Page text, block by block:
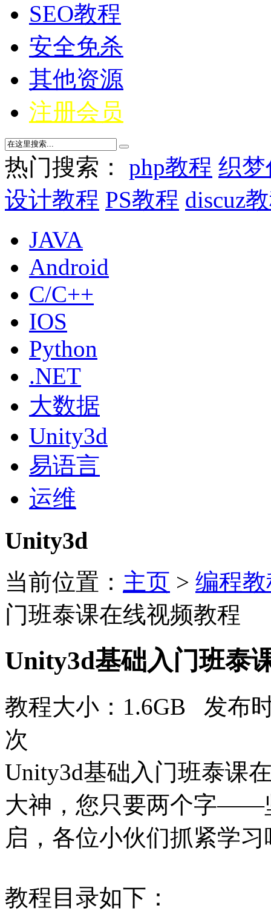
SEO教程
安全免杀
其他资源
注册会员
热门搜索： php教程 织
设计教程 PS教程 discuz
JAVA
Android
C/C++
IOS
Python
.NET
大数据
Unity3d
易语言
运维
Unity3d
当前位置： 主页 > 编程
门班泰课在线视频教程
Unity3d基础入门班泰
教程大小：1.6GB 发布
次
Unity3d基础入门班泰课
大神，您只要两个字——
启，各位小伙们抓紧学
教程目录如下：